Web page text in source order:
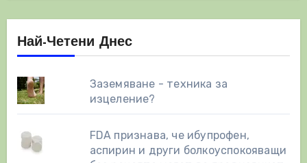
Най-Четени Днес
Заземяване - техника за
изцеление?
FDA признава, че ибупрофен,
аспирин и други болкоуспокояващи